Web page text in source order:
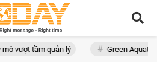
quản lý Green Aquatech và ‘hành